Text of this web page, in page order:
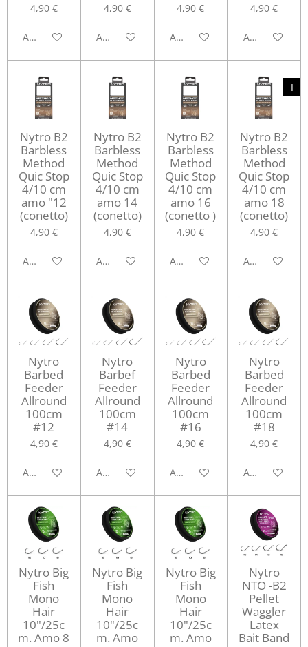
4,90 €
Aggiungi al carrello
4,90 €
Aggiungi al carrello
4,90 €
Aggiungi al carrello
4,90 €
Aggiungi al
Nytro B2
Barbless
Method
Quic Stop
4/10 cm
amo "12
(conetto)
4,90 €
Aggiungi al carrello
Nytro B2
Barbless
Method
Quic Stop
4/10 cm
amo 14
(conetto)
4,90 €
Aggiungi al carrello
Nytro B2
Barbless
Method
Quic Stop
4/10 cm
amo 16
(conetto )
4,90 €
Aggiungi al carrello
I
Nytro B2
Barbless
Method
Quic Stop
4/10 cm
amo 18
(conetto)
4,90 €
Aggiungi al
Nytro
Barbed
Feeder
Allround
100cm
#12
4,90 €
Aggiungi al carrello
Nytro
Barbef
Feeder
Allround
100cm
#14
4,90 €
Aggiungi al carrello
Nytro
Barbed
Feeder
Allround
100cm
#16
4,90 €
Aggiungi al carrello
Nytro
Barbed
Feeder
Allround
100cm
#18
4,90 €
Aggiungi al
Nytro Big
Fish
Mono
Hair
10"/25c
m. Amo 8
Nytro Big
Fish
Mono
Hair
10"/25c
m. Amo
Nytro Big
Fish
Mono
Hair
10"/25c
m. Amo
Nytro
NTO -B2
Pellet
Waggler
Latex
Bait Band